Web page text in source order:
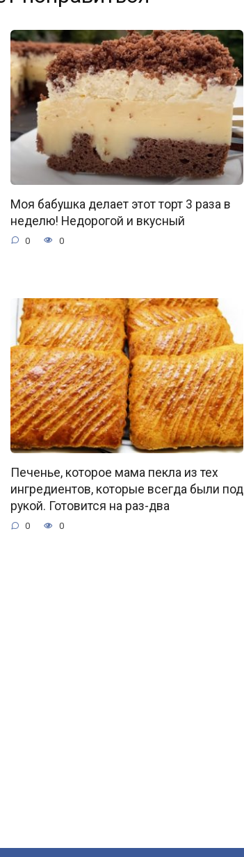
Моя бабушка делает этот торт 3 раза в
неделю! Недорогой и вкусный
0 0
Печенье, которое мама пекла из тех
ингредиентов, которые всегда были под
рукой. Готовится на раз-два
0 0